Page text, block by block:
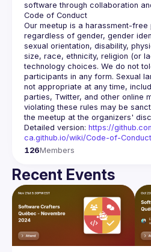
Our meetup is a harassment-
regardless of gender, gender
sexual orientation, disability,
size, race, ethnicity, religion (or
technology choices. We do not
participants in any form. Sexual
not appropriate at any time,
parties, Twitter, and other online
violating these rules may be
Detailed version: https://
ca.github.io/wiki/Code-of-Conduct
126Members
Recent Events